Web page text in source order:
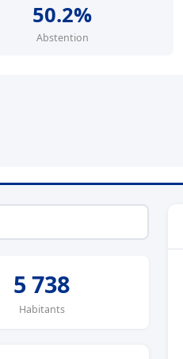
50.2%
Abstention
5 738
Habitants